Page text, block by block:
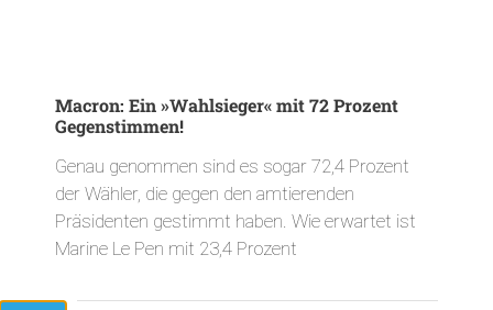
Macron: Ein »Wahlsieger« mit 72 Prozent
Gegenstimmen!
Genau genommen sind es sogar 72,4 Prozent
der Wähler, die gegen den amtierenden
Präsidenten gestimmt haben. Wie erwartet ist
Marine Le Pen mit 23,4 Prozent